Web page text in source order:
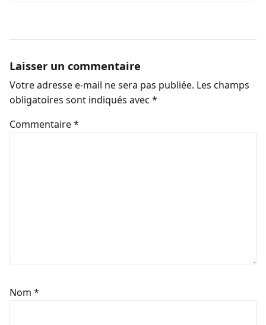
Laisser un commentaire
Votre adresse e-mail ne sera pas publiée. Les champs
obligatoires sont indiqués avec *
Commentaire*
Nom *